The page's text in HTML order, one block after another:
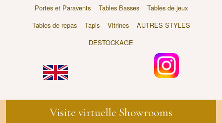
Portes et Paravents Tables Basses
Tables de jeux
Tables de repas
Tapis Vitrines
AUTRES STYLES
DESTOCKAGE
Visite virtuelle Showrooms